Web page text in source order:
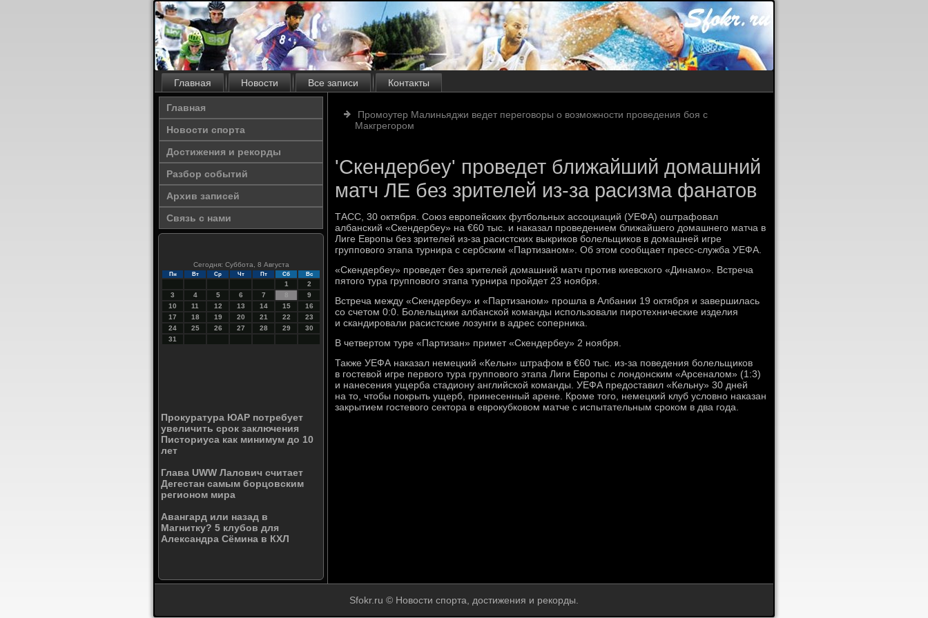
Главная Новости Все записи Контакты
Главная
Новости спорта
Достижения и рекорды
Разбор событий
Архив записей
Связь с нами
Сегодня: Суббота, 8 Августа
Пн Вт Ср Чт Пт Сб Вс
1
2
3
4 5 6 7 8
9
10
11 12 13 14 15
16
17
18 19 20 21 22
23
24
25 26 27 28 29
30
31
Прокуратура ЮАР потребует
увеличить срок заключения
Писториуса как минимум до 10
лет
Глава UWW Лалович считает
Дегестан самым борцовским
регионом мира
Авангард или назад в
Магнитку? 5 клубов для
Александра Сёмина в КХЛ
Промоутер Малиньяджи ведет переговоры о возможности проведения боя с
Макгрегором
'Скендербеу' проведет ближайший домашний
матч ЛЕ без зрителей из-за расизма фанатов
ТАСС, 30 октября. Союз европейских футбольных ассоциаций (УЕФА) оштрафовал
албанский «Скендербеу» на €60 тыс. и наказал проведением ближайшего домашнего матча в
Лиге Европы без зрителей из-за расистских выкриков болельщиков в домашней игре
группового этапа турнира с сербским «Партизаном». Об этом сообщает пресс-служба УЕФА.
«Скендербеу» проведет без зрителей домашний матч против киевского «Динамо». Встреча
пятого тура группового этапа турнира пройдет 23 ноября.
Встреча между «Скендербеу» и «Партизаном» прошла в Албании 19 октября и завершилась
со счетом 0:0. Болельщики албанской команды использовали пиротехнические изделия
и скандировали расистские лозунги в адрес соперника.
В четвертом туре «Партизан» примет «Скендербеу» 2 ноября.
Также УЕФА наказал немецкий «Кельн» штрафом в €60 тыс. из-за поведения болельщиков
в гостевой игре первого тура группового этапа Лиги Европы с лондонским «Арсеналом» (1:3)
и нанесения ущерба стадиону английской команды. УЕФА предоставил «Кельну» 30 дней
на то, чтобы покрыть ущерб, принесенный арене. Кроме того, немецкий клуб условно наказан
закрытием гостевого сектора в еврокубковом матче с испытательным сроком в два года.
Sfokr.ru © Новости спорта, достижения и рекорды.